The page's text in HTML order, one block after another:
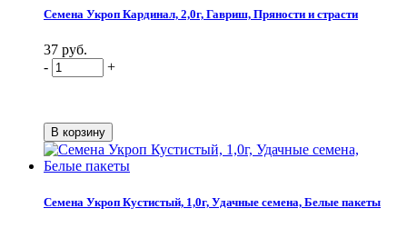
Семена Укроп Кардинал, 2,0г, Гавриш, Пряности и страсти
37 руб.
-
+
Семена Укроп Кустистый, 1,0г, Удачные семена, Белые пакеты